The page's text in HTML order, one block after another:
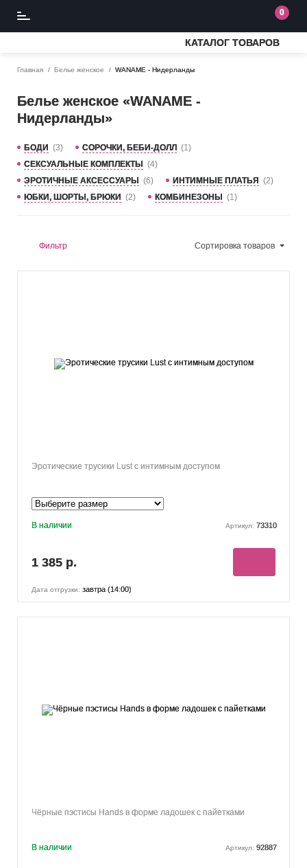
0
КАТАЛОГ ТОВАРОВ
Главная Белье женское WANAME - Нидерланды
Белье женское «WANAME -
Нидерланды»
БОДИ (3) СОРОЧКИ, БЕБИ-ДОЛЛ (1)
СЕКСУАЛЬНЫЕ КОМПЛЕКТЫ
(4)
ЭРОТИЧНЫЕ АКСЕССУАРЫ
(6) ИНТИМНЫЕ ПЛАТЬЯ
(2)
ЮБКИ, ШОРТЫ, БРЮКИ
(2) КОМБИНЕЗОНЫ (1)
Фильтр Сортировка товаров
Эротические трусики Lust с интимным доступом
В наличии Артикул: 73310
1 385 р.
Дата отгрузки: завтра (14:00)
Чёрные пэстисы Hands в форме ладошек с пайетками
В наличии Артикул: 92887